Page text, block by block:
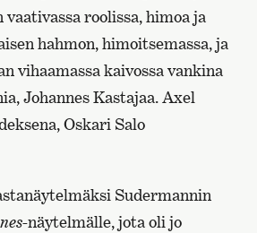
vaativassa roolissa, himoa ja
hahmon, himoitsemassa, ja
vihaamassa kaivossa vankina
Johannes Kastajaa. Axel
Oskari Salo
Sudermannin
-näytelmälle, jota oli jo